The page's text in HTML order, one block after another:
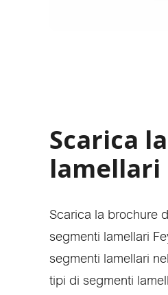
Scarica
lamellari
Scarica la brochure
segmenti lamellari
segmenti lamellari
tipi di segmenti